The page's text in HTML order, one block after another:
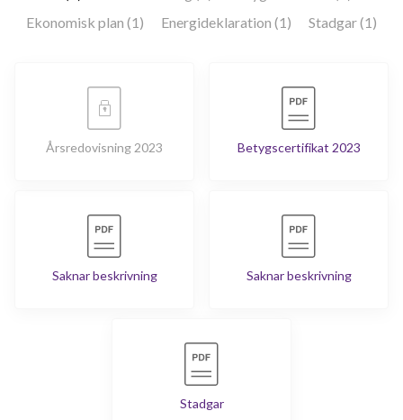
Ekonomisk plan (1)
Energideklaration (1) Stadgar (1)
Årsredovisning 2023 Betygscertifikat 2023
Saknar beskrivning Saknar beskrivning
Stadgar